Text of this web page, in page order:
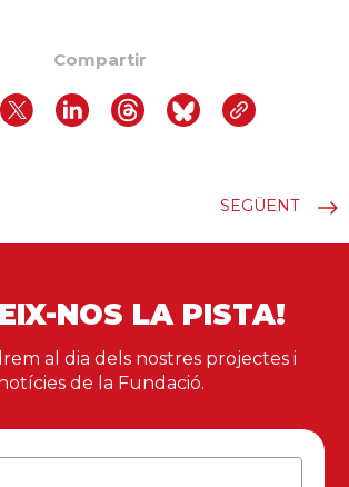
Compartir
SEGÜENT
NOS LA PISTA!
al dia dels nostres projectes i
de la Fundació.